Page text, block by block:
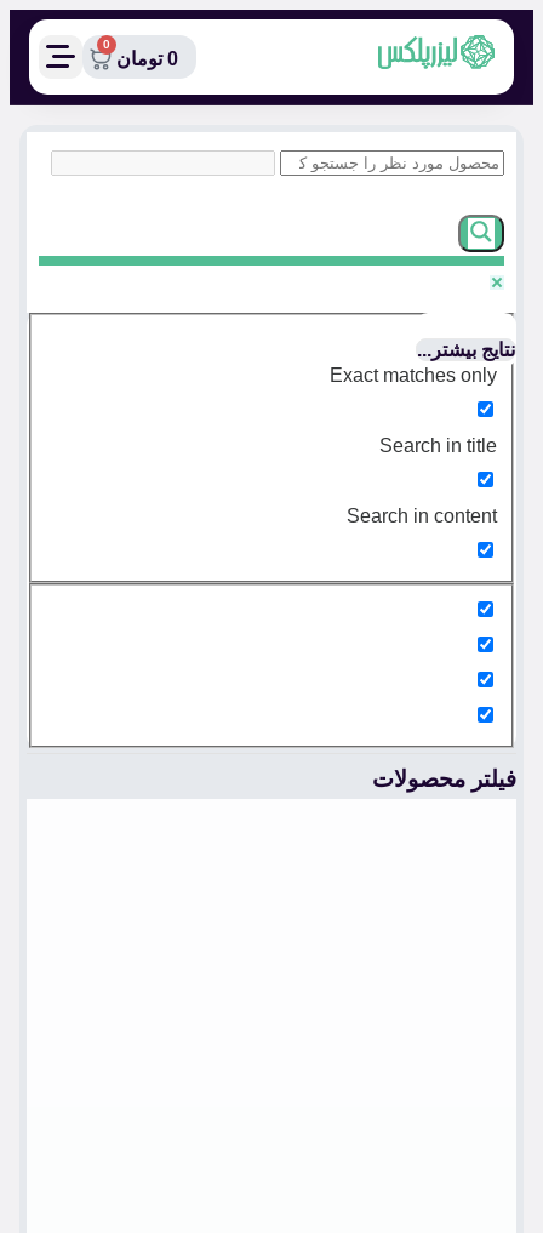
0 تومان
0
نتایج بیشتر...
Exact matches only
Search in title
Search in content
فیلتر محصولات